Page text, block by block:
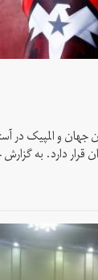
جهان و المپیک در
قرار دارد. به